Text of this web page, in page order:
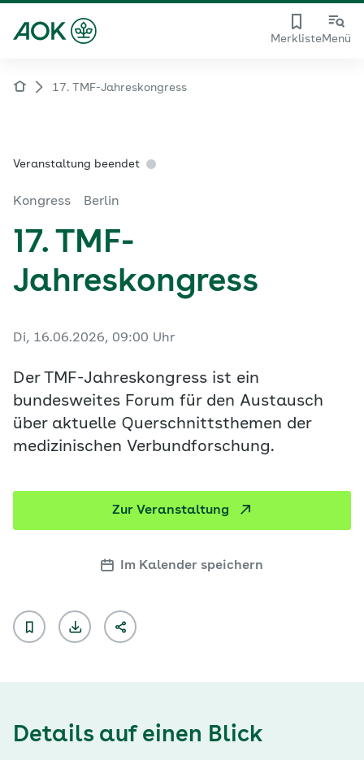
MerklisteMenü
17. TMF-Jahreskongress
Veranstaltung beendet
Kongress Berlin
17. TMF-
Jahreskongress
Di, 16.06.2026, 09:00 Uhr
Der TMF-Jahreskongress ist ein
bundesweites Forum für den Austausch
über aktuelle Querschnittsthemen der
medizinischen Verbundforschung.
Zur Veranstaltung
Im Kalender speichern
Details auf einen Blick